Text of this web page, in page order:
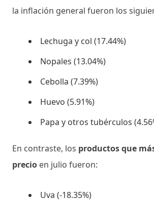
la inflación general fueron los
Lechuga y col (17.44%)
Nopales (13.04%)
Cebolla (7.39%)
Huevo (5.91%)
Papa y otros tubérculos
En contraste, los productos que
precio en julio fueron:
Uva (-18.35%)